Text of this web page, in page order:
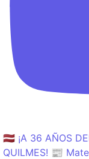
🇱🇻 ¡A 36 AÑOS
QUILMES! 📰